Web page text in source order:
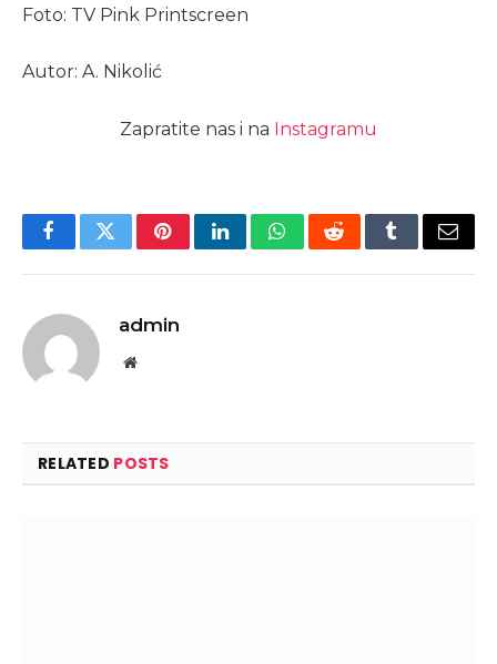
Foto: TV Pink Printscreen
Autor: A. Nikolić
Zapratite nas i na Instagramu
FacebookTwitterPinterestLinkedInWhatsAppRedditTumblrEmail
admin
Website
RELATED POSTS